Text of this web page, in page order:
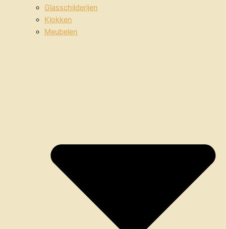
Glasschilderijen
Klokken
Meubelen